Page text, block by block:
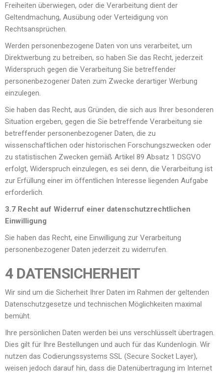
Freiheiten überwiegen, oder die Verarbeitung dient der
Geltendmachung, Ausübung oder Verteidigung von
Rechtsansprüchen.
Werden personenbezogene Daten von uns verarbeitet, um
Direktwerbung zu betreiben, so haben Sie das Recht, jederzeit
Widerspruch gegen die Verarbeitung Sie betreffender
personenbezogener Daten zum Zwecke derartiger Werbung
einzulegen.
Sie haben das Recht, aus Gründen, die sich aus Ihrer besonderen
Situation ergeben, gegen die Sie betreffende Verarbeitung sie
betreffender personenbezogener Daten, die zu
wissenschaftlichen oder historischen Forschungszwecken oder
zu statistischen Zwecken gemäß Artikel 89 Absatz 1 DSGVO
erfolgt, Widerspruch einzulegen, es sei denn, die Verarbeitung ist
zur Erfüllung einer im öffentlichen Interesse liegenden Aufgabe
erforderlich.
3.7 Recht auf Widerruf einer datenschutzrechtlichen
Einwilligung
Sie haben das Recht, eine Einwilligung zur Verarbeitung
personenbezogener Daten jederzeit zu widerrufen.
4 DATENSICHERHEIT
Wir sind um die Sicherheit Ihrer Daten im Rahmen der geltenden
Datenschutzgesetze und technischen Möglichkeiten maximal
bemüht.
Ihre persönlichen Daten werden bei uns verschlüsselt übertragen.
Dies gilt für Ihre Bestellungen und auch für das Kundenlogin. Wir
nutzen das Codierungssystems SSL (Secure Socket Layer),
weisen jedoch darauf hin, dass die Datenübertragung im Internet